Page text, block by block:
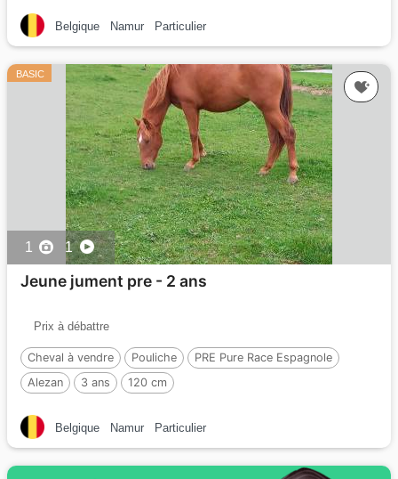
Belgique Namur Particulier
BASIC
1 1
Jeune jument pre - 2 ans
Prix à débattre
Cheval à vendre Pouliche
PRE Pure Race Espagnole
Alezan
3 ans 120 cm
Belgique Namur Particulier